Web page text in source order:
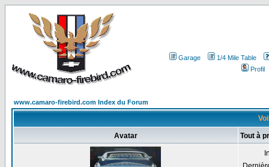
Garage
1/4 Mile Table
Profil
www.camaro-firebird.com Index du Forum
Avatar Tout à